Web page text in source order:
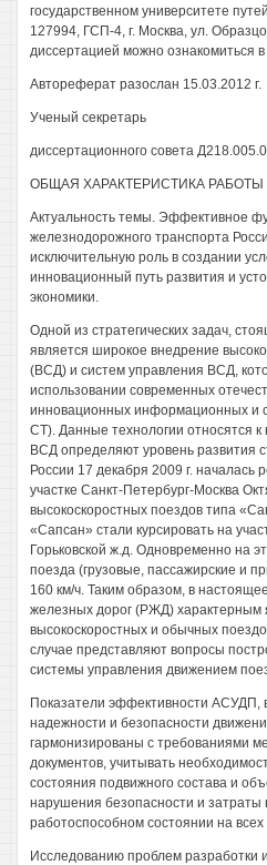
государственном университете
127994, ГСП-4, г. Москва, ул.
диссертацией можно ознакомиться
Автореферат разослан 15.03.2012 г.
Ученый секретарь
диссертационного совета
ОБЩАЯ ХАРАКТЕРИСТИКА РАБОТЫ
Актуальность темы. Эффективное
железнодорожного транспорта
исключительную роль в создании
инновационный путь развития и
экономики.
Одной из стратегических задач,
является широкое внедрение
(ВСД) и систем управления ВСД,
использовании современных
инновационных информационных и
CT). Данные технологии относятся к
ВСД определяют уровень развития
России 17 декабря 2009 г. началась
участке Санкт-Петербург-Москва
высокоскоростных поездов типа
«Сапсан» стали курсировать на
Горьковской ж.д. Одновременно на
поезда (грузовые, пассажирские и
160 км/ч. Таким образом, в
железных дорог (РЖД) характерным
высокоскоростных и обычных
случае представляют вопросы
системы управления движением
Показатели эффективности АСУДП,
надежности и безопасности
гармонизированы с требованиями
документов, учитывать
состояния подвижного состава и
нарушения безопасности и
работоспособном состоянии на
Исследованию проблем